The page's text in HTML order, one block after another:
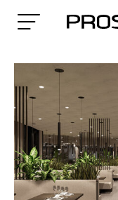
Search